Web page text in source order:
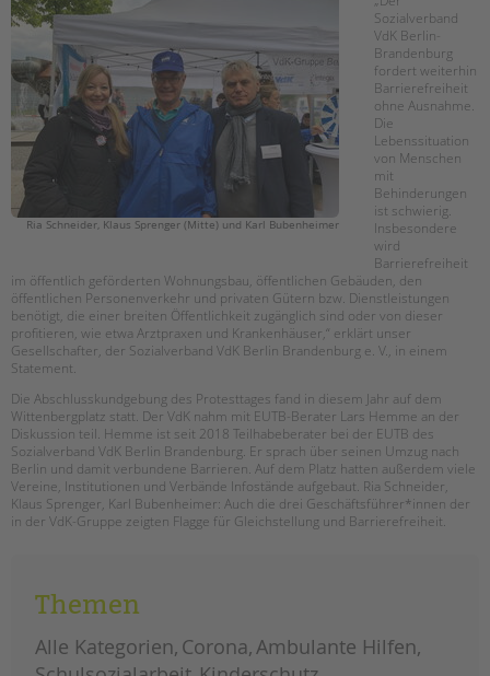
tandem international
KARRIERE
Stellenangebote
tandem als Arbeitgeberin
NEWS/BLOG
Briefe an Kai
PRESSE
Magazin
KONTAKT
Datenschutz
Hinweisgebersystem
Intranet
Ria Schneider, Klaus Sprenger (Mitte) und Karl Bubenheimer
Sozialverband
VdK Berlin-
Brandenburg
fordert weiterhin
Barrierefreiheit
ohne Ausnahme.
Die
Lebenssituation
von Menschen
mit
Behinderungen
ist schwierig.
Insbesondere
wird
Barrierefreiheit
im öffentlich geförderten Wohnungsbau, öffentlichen Gebäuden, den
öffentlichen Personenverkehr und privaten Gütern bzw. Dienstleistungen
benötigt, die einer breiten Öffentlichkeit zugänglich sind oder von dieser
profitieren, wie etwa Arztpraxen und Krankenhäuser,“ erklärt unser
Gesellschafter, der Sozialverband VdK Berlin Brandenburg e. V., in einem
Statement.
Die Abschlusskundgebung des Protesttages fand in diesem Jahr auf dem
Wittenbergplatz statt. Der VdK nahm mit EUTB-Berater Lars Hemme an der
Diskussion teil. Hemme ist seit 2018 Teilhabeberater bei der EUTB des
Sozialverband VdK Berlin Brandenburg. Er sprach über seinen Umzug nach
Berlin und damit verbundene Barrieren. Auf dem Platz hatten außerdem viele
Vereine, Institutionen und Verbände Infostände aufgebaut. Ria Schneider,
Klaus Sprenger, Karl Bubenheimer: Auch die drei Geschäftsführer*innen der
in der VdK-Gruppe zeigten Flagge für Gleichstellung und Barrierefreiheit.
Themen
Alle Kategorien Corona Ambulante Hilfen